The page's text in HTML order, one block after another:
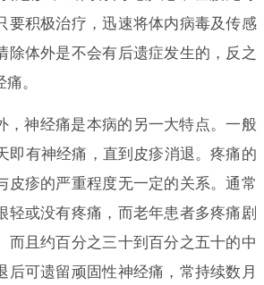
要积极治疗，迅速将体内病毒及传感
除体外是不会有后遗症发生的，反之
。
，神经痛是本病的另一大特点。一般
即有神经痛，直到皮疹消退。疼痛的
皮疹的严重程度无一定的关系。通常
轻或没有疼痛，而老年患者多疼痛剧
而且约百分之三十到百分之五十的中
后可遗留顽固性神经痛，常持续数月